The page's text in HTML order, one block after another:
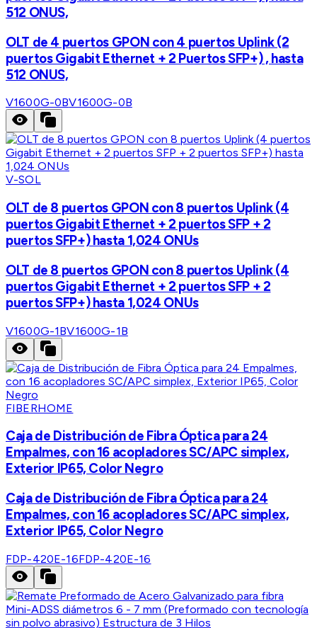
512 ONUS,
OLT de 4 puertos GPON con 4 puertos Uplink (2
puertos Gigabit Ethernet + 2 Puertos SFP+) , hasta
512 ONUS,
V1600G-0BV1600G-0B
V-SOL
OLT de 8 puertos GPON con 8 puertos Uplink (4
puertos Gigabit Ethernet + 2 puertos SFP + 2
puertos SFP+) hasta 1,024 ONUs
OLT de 8 puertos GPON con 8 puertos Uplink (4
puertos Gigabit Ethernet + 2 puertos SFP + 2
puertos SFP+) hasta 1,024 ONUs
V1600G-1BV1600G-1B
FIBERHOME
Caja de Distribución de Fibra Óptica para 24
Empalmes, con 16 acopladores SC/APC simplex,
Exterior IP65, Color Negro
Caja de Distribución de Fibra Óptica para 24
Empalmes, con 16 acopladores SC/APC simplex,
Exterior IP65, Color Negro
FDP-420E-16FDP-420E-16